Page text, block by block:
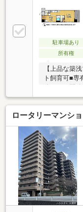
駐車場あり
所有権
【上品な築
ト飼育可■専
分につき開
託管理の住戸
ロータリーマンシ